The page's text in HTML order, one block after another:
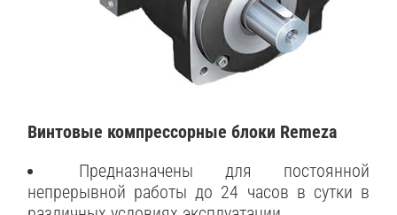
Винтовые компрессорные блоки Remeza
Предназначены для постоянной
непрерывной работы до 24 часов в сутки в